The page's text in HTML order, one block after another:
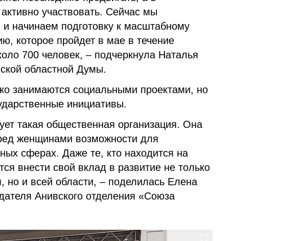
участвовать. Сейчас мы
начинаем подготовку к масштабному
которое пройдет в мае в течение
700 человек, – подчеркнула Наталья
областной Думы.
занимаются социальными проектами, но
инициативы.
такая общественная организация. Она
женщинами возможности для
сферах. Даже те, кто находится на
внести свой вклад в развитие не только
но и всей области, – поделилась Елена
Анивского отделения «Союза